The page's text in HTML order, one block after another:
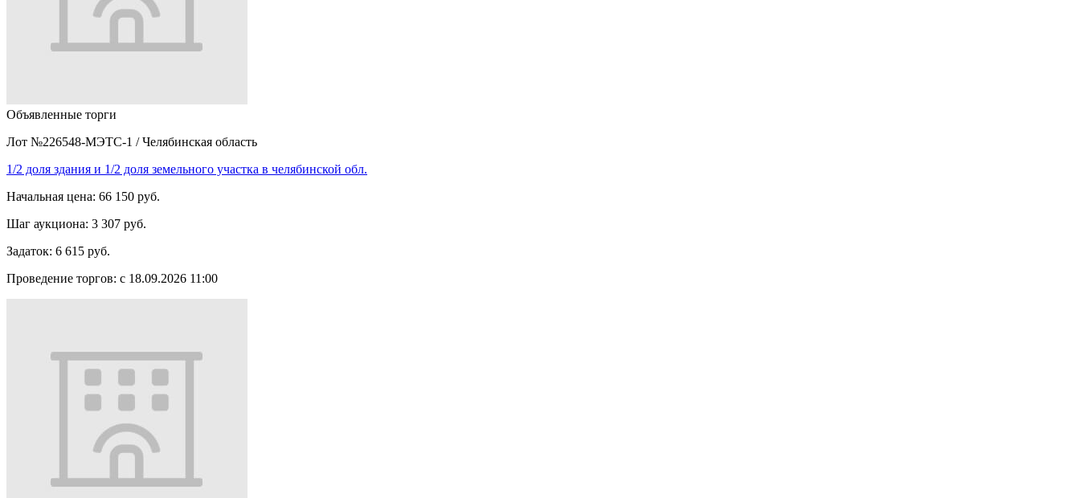
Объявленные торги
Лот №226548-МЭТС-1 / Челябинская область
1/2 доля здания и 1/2 доля земельного участка в челябинской обл.
Начальная цена: 66 150 руб.
Шаг аукциона: 3 307 руб.
Задаток: 6 615 руб.
Проведение торгов: с 18.09.2026 11:00